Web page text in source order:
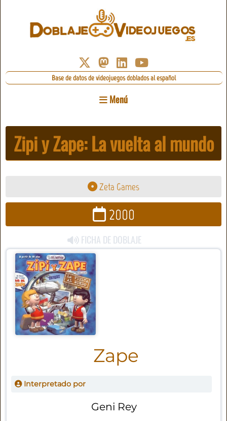
Base de datos de videojuegos doblados al español
Menú
Zipi y Zape: La vuelta al mundo
Zeta Games
2000
FICHA DE DOBLAJE
Zape
Interpretado por
Geni Rey